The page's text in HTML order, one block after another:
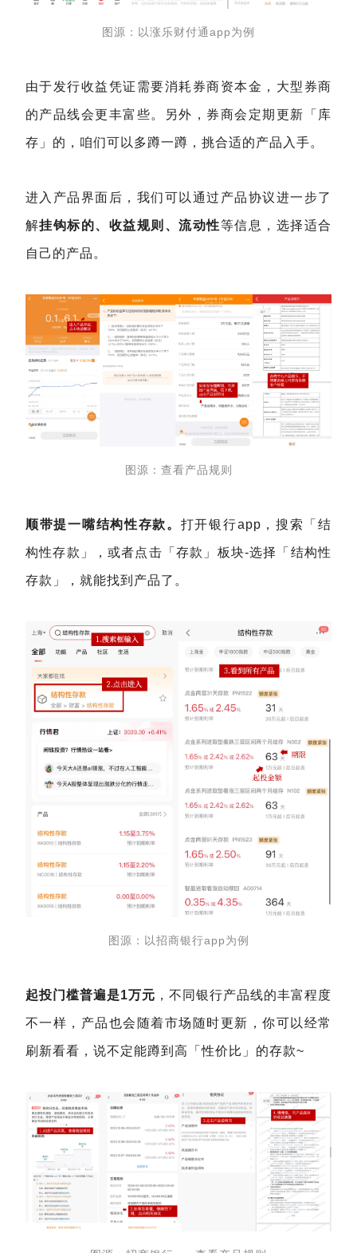
图源：以涨乐财付通app为例
由于发行收益凭证需要消耗券商资本金，大型券商
的产品线会更丰富些。另外，券商会定期更新「库
存」的，咱们可以多蹲一蹲，挑合适的产品入手。
进入产品界面后，我们可以通过产品协议进一步了
解挂钩标的、收益规则、流动性等信息，选择适合
自己的产品。
图源：查看产品规则
顺带提一嘴结构性存款。 打开银行app，搜索「结
构性存款」，或者点击「存款」板块-选择「结构性
存款」，就能找到产品了。
图源：以招商银行app为例
起投门槛普遍是1万元 ，不同银行产品线的丰富程度
不一样，产品也会随着市场随时更新，你可以经常
刷新看看，说不定能蹲到高「性价比」的存款~